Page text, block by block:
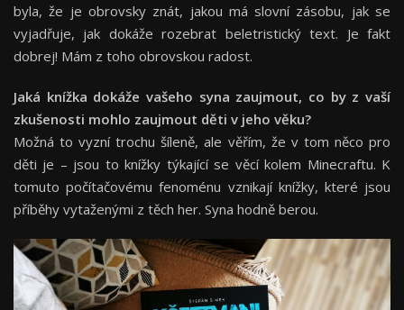
byla, že je obrovsky znát, jakou má slovní zásobu, jak se
vyjadřuje, jak dokáže rozebrat beletristický text. Je fakt
dobrej! Mám z toho obrovskou radost.
Jaká knížka dokáže vašeho syna zaujmout, co by z vaší
zkušenosti mohlo zaujmout děti v jeho věku?
Možná to vyzní trochu šíleně, ale věřím, že v tom něco pro
děti je – jsou to knížky týkající se věcí kolem Minecraftu. K
tomuto počítačovému fenoménu vznikají knížky, které jsou
příběhy vytaženými z těch her. Syna hodně berou.